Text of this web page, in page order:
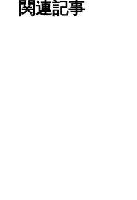
関連記事